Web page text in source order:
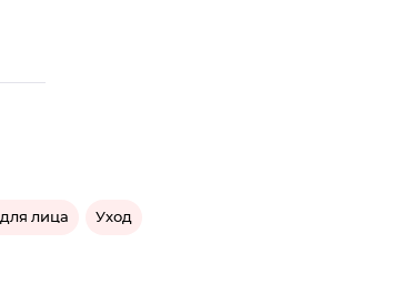
лица Уход